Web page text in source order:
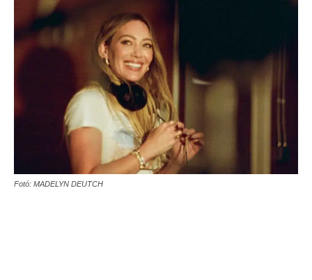
Fotó: MADELYN DEUTCH